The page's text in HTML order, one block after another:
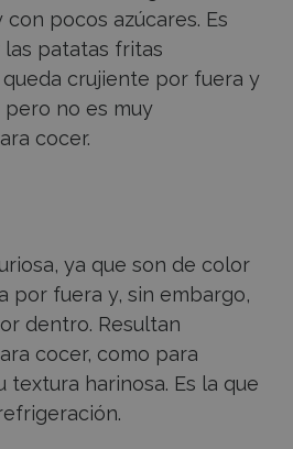
pocos azúcares. Es
patatas fritas
crujiente por fuera y
no es muy
cocer.
ya que son de color
por fuera y, sin embargo,
dentro. Resultan
cocer, como para
textura harinosa. Es la que